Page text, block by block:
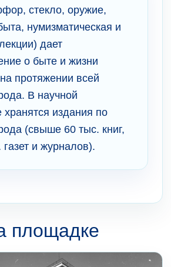
стекло, оружие,
нумизматическая и
дает
о быте и жизни
протяжении всей
В научной
хранятся издания по
(свыше 60 тыс. книг,
газет и журналов).
площадке